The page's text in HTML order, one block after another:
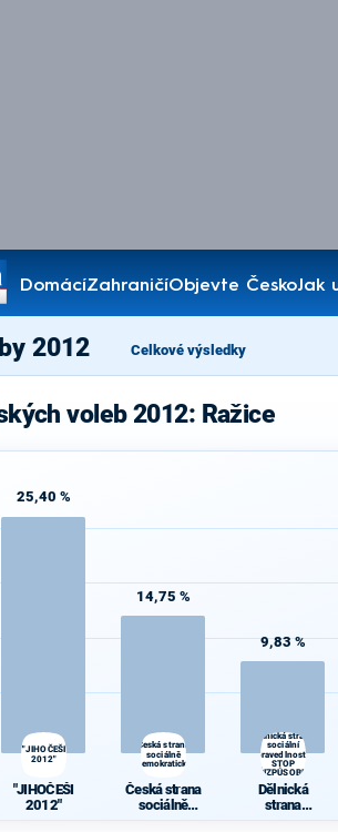
DomácíZahraničíObjevte ČeskoJak
Pořady
2012 Celkové výsledky
voleb 2012: Ražice
25,40 %
"JIHOČEŠI
2012"
"JIHOČEŠI
2012"
14,75 %
Česká strana
sociálně
demokratická
Česká strana
sociálně
9,83 %
Dělnická strana
sociální
spravedlnosti -
STOP
NEPŘIZPŮSOBIVÝM!
Dělnická
strana